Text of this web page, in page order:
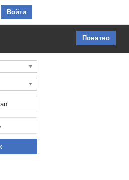
Перейти к содержимому
Войти
Понятно